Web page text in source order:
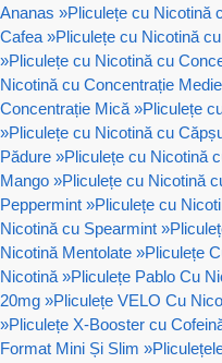
Ananas »Pliculețe cu Nicotină
Cafea »Pliculețe cu Nicotină
»Pliculețe cu Nicotină cu
Nicotină cu Concentrație Medie
Concentrație Mică »Pliculețe
»Pliculețe cu Nicotină cu
Pădure »Pliculețe cu Nicotină
Mango »Pliculețe cu Nicotină
Peppermint »Pliculețe cu
Nicotină cu Spearmint »
Nicotină Mentolate »Pliculețe
Nicotină »Pliculețe Pablo Cu
20mg »Pliculețe VELO Cu
»Pliculețe X-Booster cu
Format Mini Și Slim »